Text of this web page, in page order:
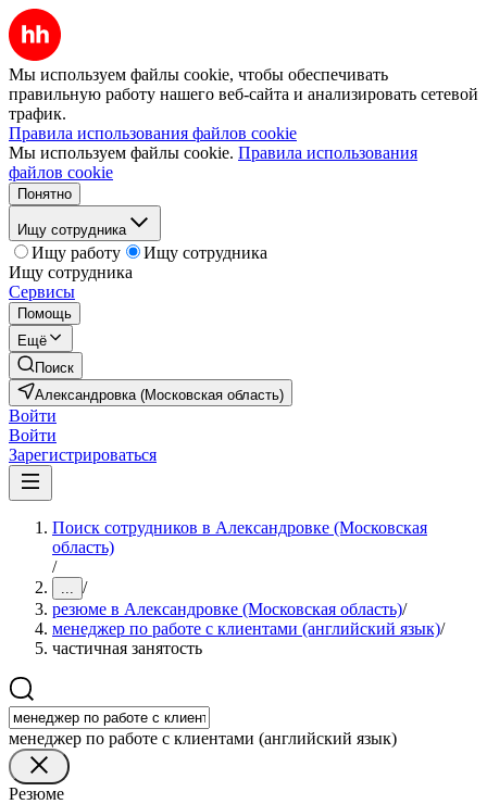
Мы используем файлы cookie, чтобы обеспечивать
правильную работу нашего веб-сайта и анализировать сетевой
трафик.
Правила использования файлов cookie
Мы используем файлы cookie. Правила использования
файлов cookie
Понятно
Ищу сотрудника
Ищу работу
Ищу сотрудника
Ищу сотрудника
Сервисы
Помощь
Ещё
Поиск
Александровка (Московская область)
Войти
Войти
Зарегистрироваться
Поиск сотрудников в Александровке (Московская
область)
/
... /
резюме в Александровке (Московская область)/
менеджер по работе с клиентами (английский язык)/
частичная занятость
менеджер по работе с клиентами (английский язык)
Резюме